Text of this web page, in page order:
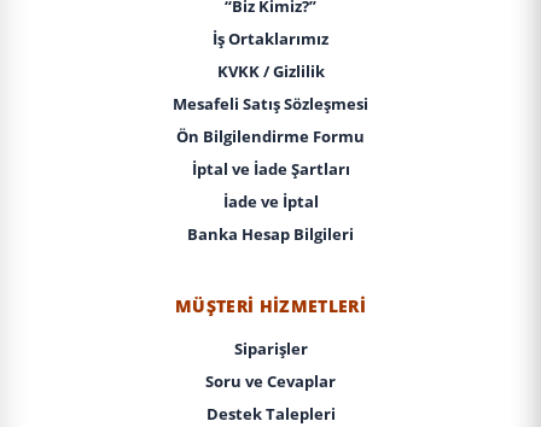
“Biz Kimiz?”
İş Ortaklarımız
KVKK / Gizlilik
Mesafeli Satış Sözleşmesi
Ön Bilgilendirme Formu
İptal ve İade Şartları
İade ve İptal
Banka Hesap Bilgileri
MÜŞTERI HIZMETLERI
Siparişler
Soru ve Cevaplar
Destek Talepleri